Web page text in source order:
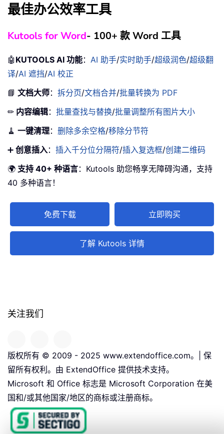
最佳办公效率工具
Kutools for Word- 100+ 款 Word 工具
🤖 KUTOOLS AI 功能： AI 助手/实时助手/超级润色/超级翻
译/AI 遮挡/AI 校正
📘 文档大师： 拆分页/文档合并/批量转换为 PDF
✏ 内容编辑： 批量查找与替换/批量调整所有图片大小
🧹 一键清理： 删除多余空格/移除分节符
➕ 创意插入： 插入千分位分隔符/插入复选框/创建二维码
🌍 支持 40+ 种语言：Kutools 助您畅享无障碍沟通，支持
40 多种语言！
免费下载 立即购买
了解 Kutools 详情
关注我们
版权所有 © 2009 - 2025 www.extendoffice.com。| 保
留所有权利。由 ExtendOffice 提供技术支持。
Microsoft 和 Office 标志是 Microsoft Corporation 在美
国和/或其他国家/地区的商标或注册商标。